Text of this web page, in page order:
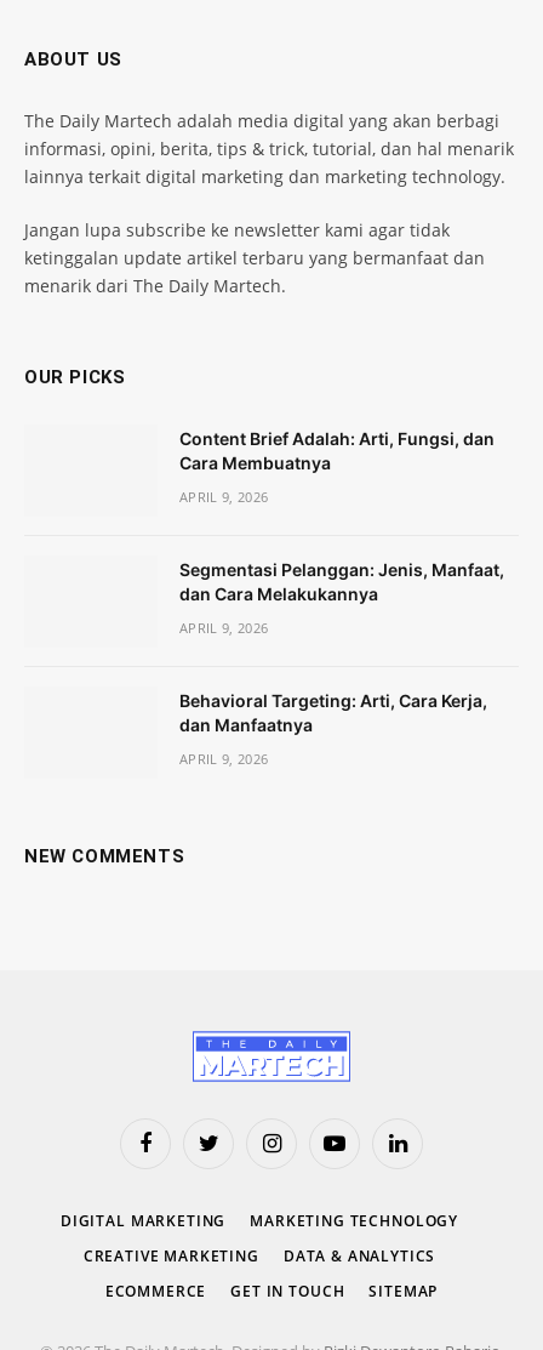
ABOUT US
The Daily Martech adalah media digital yang akan berbagi
informasi, opini, berita, tips & trick, tutorial, dan hal menarik
lainnya terkait digital marketing dan marketing technology.
Jangan lupa subscribe ke newsletter kami agar tidak
ketinggalan update artikel terbaru yang bermanfaat dan
menarik dari The Daily Martech.
OUR PICKS
Content Brief Adalah: Arti, Fungsi, dan
Cara Membuatnya
APRIL 9, 2026
Segmentasi Pelanggan: Jenis, Manfaat,
dan Cara Melakukannya
APRIL 9, 2026
Behavioral Targeting: Arti, Cara Kerja,
dan Manfaatnya
APRIL 9, 2026
NEW COMMENTS
FacebookTwitter InstagramYouTubeLinkedIn
DIGITAL MARKETING
MARKETING TECHNOLOGY
CREATIVE MARKETING
DATA & ANALYTICS
ECOMMERCE
GET IN TOUCH SITEMAP